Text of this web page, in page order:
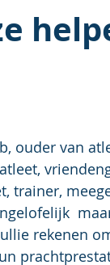
ouder van
trainer,
rekenen